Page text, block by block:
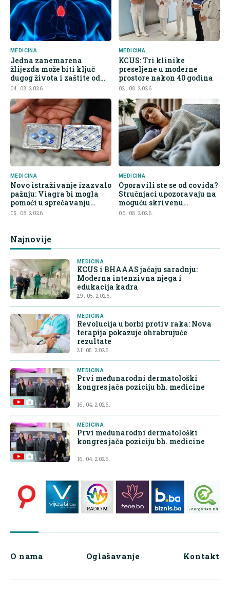
MEDICINA
Jedna zanemarena
žlijezda može biti ključ
dugog života i zaštite od
raka
04. 08. 2026.
MEDICINA
KCUS: Tri klinike
preseljene u moderne
prostore nakon 40 godina
02. 08. 2026.
MEDICINA
Novo istraživanje izazvalo
pažnju: Viagra bi mogla
pomoći u sprečavanju
širenja raka
05. 08. 2026.
MEDICINA
Oporavili ste se od covida?
Stručnjaci upozoravaju na
moguću skrivenu
posljedicu
06. 08. 2026.
Najnovije
MEDICINA
KCUS i BHAAAS jačaju saradnju:
Moderna intenzivna njega i
edukacija kadra
29. 05. 2026.
MEDICINA
Revolucija u borbi protiv raka: Nova
terapija pokazuje ohrabrujuće
rezultate
21. 05. 2026.
MEDICINA
Prvi međunarodni dermatološki
kongres jača poziciju bh. medicine
16. 04. 2026.
MEDICINA
Prvi međunarodni dermatološki
kongres jača poziciju bh. medicine
16. 04. 2026.
O nama Oglašavanje Kontakt